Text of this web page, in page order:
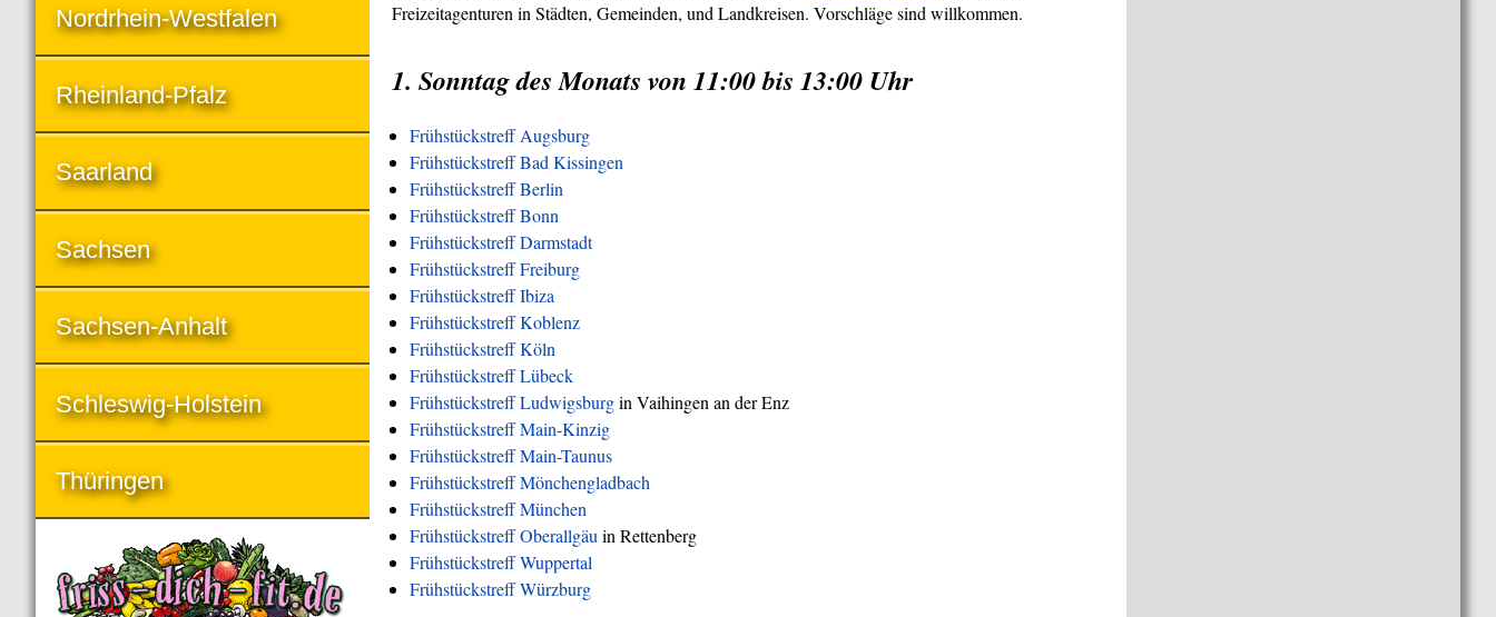
Freizeitagenturen in Städten, Gemeinden, und Landkreisen. Vorschläge sind willkommen.
1. Sonntag des Monats von 11:00 bis 13:00 Uhr
Frühstückstreff Augsburg
Frühstückstreff Bad Kissingen
Frühstückstreff Berlin
Frühstückstreff Bonn
Frühstückstreff Darmstadt
Frühstückstreff Freiburg
Frühstückstreff Ibiza
Frühstückstreff Koblenz
Frühstückstreff Köln
Frühstückstreff Lübeck
Frühstückstreff Ludwigsburgin Vaihingen an der Enz
Frühstückstreff Main-Kinzig
Frühstückstreff Main-Taunus
Frühstückstreff Mönchengladbach
Frühstückstreff München
Frühstückstreff Oberallgäuin Rettenberg
Frühstückstreff Wuppertal
Frühstückstreff Würzburg
Nordrhein-Westfalen
Rheinland-Pfalz
Saarland
Sachsen
Sachsen-Anhalt
Schleswig-Holstein
Thüringen